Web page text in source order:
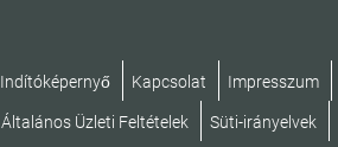
Indítóképernyő Kapcsolat Impresszum
Általános Üzleti Feltételek Süti-irányelvek